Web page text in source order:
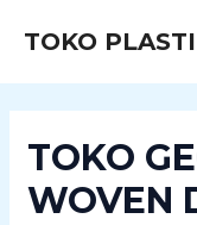
TOKO
TOKO
WOVEN
navigation